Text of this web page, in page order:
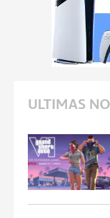
ULTIMAS